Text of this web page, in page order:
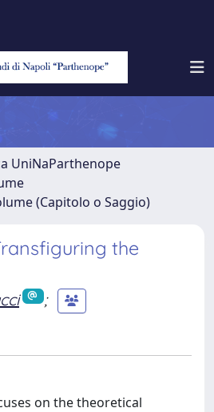
UniNaParthenope
(Capitolo o Saggio)
the
;
on the theoretical